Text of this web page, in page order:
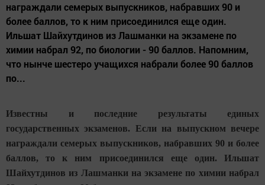
награждали семерых выпускников, набравших 90 и
более баллов, то к ним присоединился еще один.
Ильшат Шайхутдинов из Лашманки на экзамене по
химии набрал 92, по биологии - 90 баллов. Напомним,
что нынче шестеро учащихся набрали более 90 баллов
по...
Известны и последние результаты единых
государственных экзаменов. Если на выпускном вечере
награждали семерых выпускников, набравших 90 и более
баллов, то к ним присоединился еще один. Ильшат
Шайхутдинов из Лашманки на экзамене по химии набрал